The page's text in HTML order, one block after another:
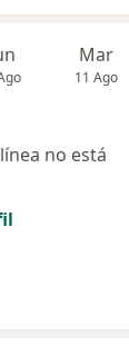
Mar
11 Ago
no está